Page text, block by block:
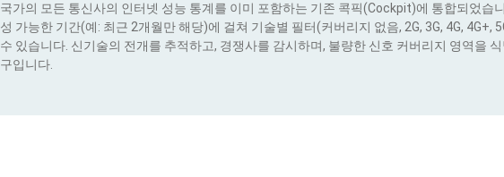
국가의 모든 통신사의 인터넷 성능 통계를 이미 포함하는 기존 콕픽(Cockpit)에 통합되었습
성 가능한 기간(예: 최근 2개월만 해당)에 걸쳐 기술별 필터(커버리지 없음, 2G, 3G, 4G, 4G+,
수 있습니다. 신기술의 전개를 추적하고, 경쟁사를 감시하며, 불량한 신호 커버리지 영역을
구입니다.